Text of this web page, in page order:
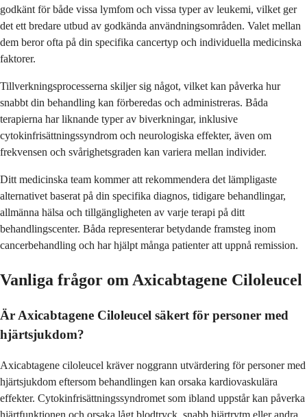
godkänt för både vissa lymfom och vissa typer av leukemi, vilket ger
det ett bredare utbud av godkända användningsområden. Valet mellan
dem beror ofta på din specifika cancertyp och individuella medicinska
faktorer.
Tillverkningsprocesserna skiljer sig något, vilket kan påverka hur
snabbt din behandling kan förberedas och administreras. Båda
terapierna har liknande typer av biverkningar, inklusive
cytokinfrisättningssyndrom och neurologiska effekter, även om
frekvensen och svårighetsgraden kan variera mellan individer.
Ditt medicinska team kommer att rekommendera det lämpligaste
alternativet baserat på din specifika diagnos, tidigare behandlingar,
allmänna hälsa och tillgängligheten av varje terapi på ditt
behandlingscenter. Båda representerar betydande framsteg inom
cancerbehandling och har hjälpt många patienter att uppnå remission.
Vanliga frågor om Axicabtagene Ciloleucel
Är Axicabtagene Ciloleucel säkert för personer med
hjärtsjukdom?
Axicabtagene ciloleucel kräver noggrann utvärdering för personer med
hjärtsjukdom eftersom behandlingen kan orsaka kardiovaskulära
effekter. Cytokinfrisättningssyndromet som ibland uppstår kan påverka
hjärtfunktionen och orsaka lågt blodtryck, snabb hjärtrytm eller andra